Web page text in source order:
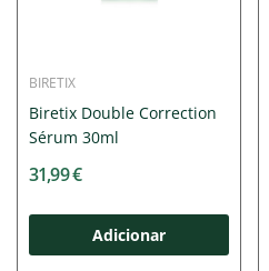
BIRETIX
Biretix Double Correction
Sérum 30ml
31,99 €
Adicionar